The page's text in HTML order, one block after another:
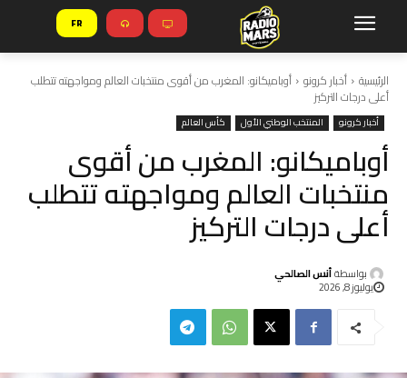
FR
الرئيسية أخبار كرونو أوباميكانو: المغرب من أقوى منتخبات العالم ومواجهته تتطلب
أعلى درجات التركيز
أخبار كرونو المنتخب الوطني الأول كأس العالم
أوباميكانو: المغرب من أقوى
منتخبات العالم ومواجهته تتطلب
أعلى درجات التركيز
بواسطةأنس الصالحي
يوليوز 8, 2026